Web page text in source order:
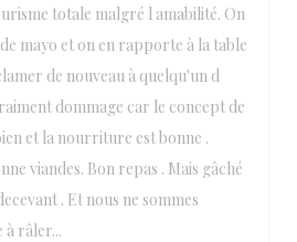
totale malgré l amabilité. On
mayo et on en rapporte à la table
de nouveau à quelqu'un d
dommage car le concept de
et la nourriture est bonne .
viandes. Bon repas . Mais gâché
. Et nous ne sommes
râler...